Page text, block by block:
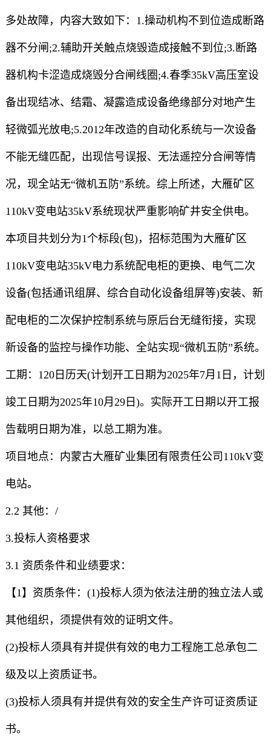
多处故障，内容大致如下：1.操动机构不到位造成断路
器不分闸;2.辅助开关触点烧毁造成接触不到位;3.断路
器机构卡涩造成烧毁分合闸线圈;4.春季35kV高压室设
备出现结冰、结霜、凝露造成设备绝缘部分对地产生
轻微弧光放电;5.2012年改造的自动化系统与一次设备
不能无缝匹配，出现信号误报、无法遥控分合闸等情
况，现全站无“微机五防”系统。综上所述，大雁矿区
110kV变电站35kV系统现状严重影响矿井安全供电。
本项目共划分为1个标段(包)，招标范围为大雁矿区
110kV变电站35kV电力系统配电柜的更换、电气二次
设备(包括通讯组屏、综合自动化设备组屏等)安装、新
配电柜的二次保护控制系统与原后台无缝衔接，实现
新设备的监控与操作功能、全站实现“微机五防”系统。
工期：120日历天(计划开工日期为2025年7月1日，计划
竣工日期为2025年10月29日)。实际开工日期以开工报
告载明日期为准，以总工期为准。
项目地点：内蒙古大雁矿业集团有限责任公司110kV变
电站。
2.2 其他：/
3.投标人资格要求
3.1 资质条件和业绩要求：
【1】资质条件：(1)投标人须为依法注册的独立法人或
其他组织，须提供有效的证明文件。
(2)投标人须具有并提供有效的电力工程施工总承包二
级及以上资质证书。
(3)投标人须具有并提供有效的安全生产许可证资质证
书。